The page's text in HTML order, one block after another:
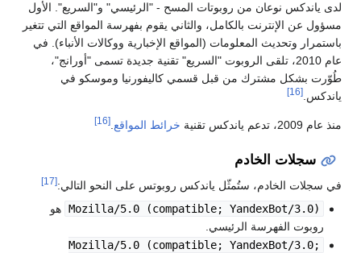
لدى ياندكس نوعان من روبوتات المسح - "الرئيسي" و"السريع". الأول
مسؤول عن الإنترنت بالكامل، والثاني يقوم بفهرسة المواقع التي تتغير
باستمرار وتحديث المعلومات (المواقع الإخبارية ووكالات الأنباء). في
عام 2010، تلقى الروبوت "السريع" تقنية جديدة تسمى "أورانج"،
طُوّرت بشكل مشترك من قبل قسمي كاليفورنيا وموسكو في
ياندكس. [16]
منذ عام 2009، تدعم ياندكس تقنية خرائط المواقع [16]
سجلات الخادم
في سجلات الخادم، ستُمثّل ياندكس روبوتس على النحو التالي:[17]
Mozilla/5.0 (compatible; YandexBot/3.0) هو
روبوت الفهرسة الرئيسي.
Mozilla/5.0 (compatible; YandexBot/3.0;